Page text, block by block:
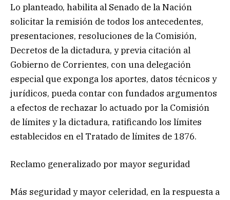
Lo planteado, habilita al Senado de la Nación
solicitar la remisión de todos los antecedentes,
presentaciones, resoluciones de la Comisión,
Decretos de la dictadura, y previa citación al
Gobierno de Corrientes, con una delegación
especial que exponga los aportes, datos técnicos y
jurídicos, pueda contar con fundados argumentos
a efectos de rechazar lo actuado por la Comisión
de límites y la dictadura, ratificando los límites
establecidos en el Tratado de límites de 1876.
Reclamo generalizado por mayor seguridad
Más seguridad y mayor celeridad, en la respuesta a